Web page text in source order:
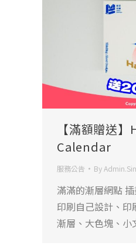
【滿額贈送
Calendar
服務公告 By
滿滿的漸層網點
印刷自己設計、
漸層、大色塊、